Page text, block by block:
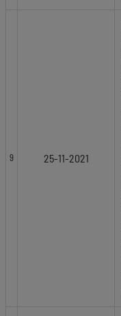
9 25-11-2021